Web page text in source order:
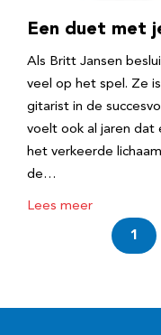
Een duet met
Als Britt Jansen
veel op het spel. Ze
gitarist in de
voelt ook al jaren dat
het verkeerde
de…
Lees meer
1